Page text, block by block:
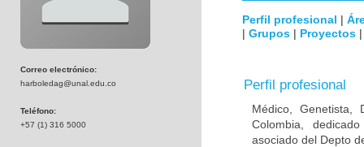
Correo electrónico:
harboledag@unal.edu.co
Teléfono:
+57 (1) 316 5000
Perfil profesional |
| Grupos | Proyectos
Perfil profesional
Médico, Genetista,
Colombia,
asociado del Depto